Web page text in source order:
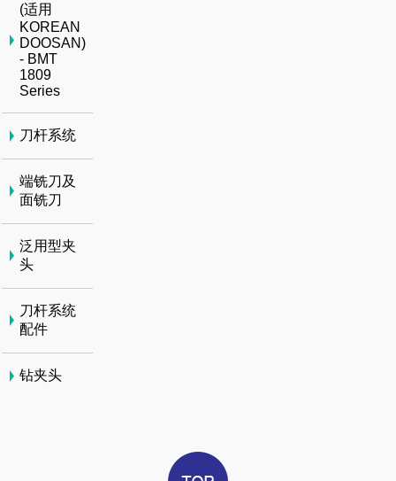
(适用
KOREAN
DOOSAN)
- BMT
1809
Series
刀杆系统
端铣刀及
面铣刀
泛用型夹
头
刀杆系统
配件
钻夹头